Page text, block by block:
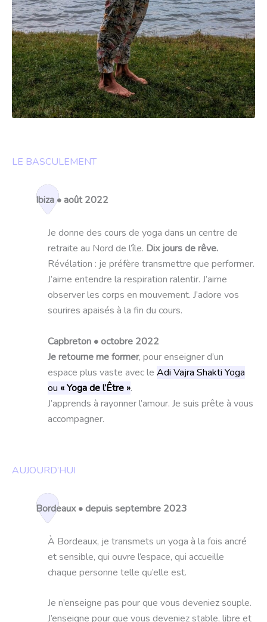
LE BASCULEMENT
Ibiza • août 2022
Je donne des cours de yoga dans un centre de
retraite au Nord de l’île. Dix jours de rêve.
Révélation : je préfère transmettre que performer.
J’aime entendre la respiration ralentir. J’aime
observer les corps en mouvement. J’adore vos
sourires apaisés à la fin du cours.
Capbreton • octobre 2022
Je retourne me former, pour enseigner d’un
espace plus vaste avec le Adi Vajra Shakti Yoga
ou « Yoga de l’Être ».
J’apprends à rayonner l’amour. Je suis prête à vous
accompagner.
AUJOURD’HUI
Bordeaux • depuis septembre 2023
À Bordeaux, je transmets un yoga à la fois ancré
et sensible, qui ouvre l’espace, qui accueille
chaque personne telle qu’elle est.
Je n’enseigne pas pour que vous deveniez souple.
J’enseigne pour que vous deveniez stable, libre et